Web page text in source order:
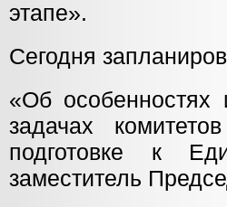
этапе».
Сегодня
«Об особенностях
задачах
подготовке к
заместитель